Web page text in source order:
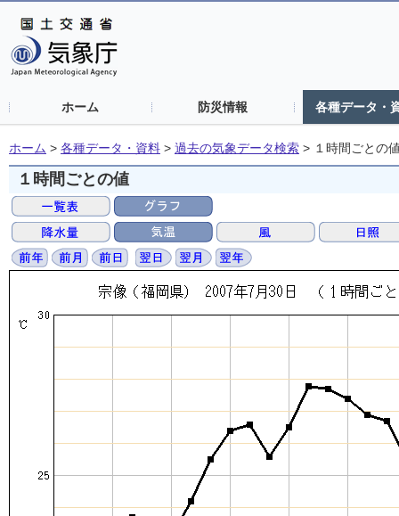
ホーム 防災情報 各種データ・
ホーム > 各種データ・資料 > 過去の気象データ検索 > １時間ごとの
１時間ごとの値